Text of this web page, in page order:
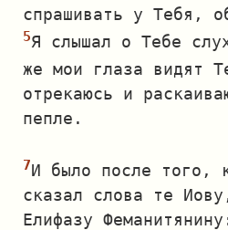
спрашивать у Тебя,
Я слышал о Тебе
же мои глаза видят
отрекаюсь и
пепле.
И было после того,
сказал слова те
Елифазу